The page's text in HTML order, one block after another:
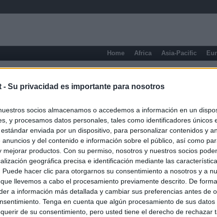
- Su privacidad es importante para nosotros
socios almacenamos o accedemos a información en un
y procesamos datos personales, tales como identificadores únicos
enviada por un dispositivo, para personalizar contenidos y
anuncios y del contenido e información sobre el público, así como
mejorar productos. Con su permiso, nosotros y nuestros socios
geográfica precisa e identificación mediante las
Puede hacer clic para otorgarnos su consentimiento a nosotros y a
llevemos a cabo el procesamiento previamente descrito. De
a información más detallada y cambiar sus preferencias antes de
Tenga en cuenta que algún procesamiento de sus
de su consentimiento, pero usted tiene el derecho de rechazar
Home Africa Asia-Pacific